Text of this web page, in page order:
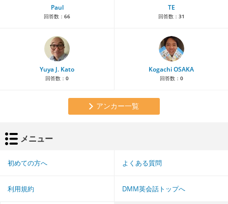
Paul
回答数： 66
TE
回答数： 31
Yuya J. Kato
回答数： 0
Kogachi OSAKA
回答数： 0
アンカー一覧
メニュー
初めての方へ よくある質問
利用規約 DMM英会話トップへ